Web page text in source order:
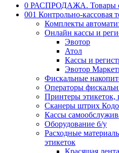
0 РАСПРОДАЖА. Товары
001 Контрольно-кассовая
Комплекты
Онлайн кассы и
Эвотор
Атол
Кассы и
Эвотор
Фискальные
Операторы
Принтеры этикеток,
Сканеры штрих
Кассы
Оборудование б/у
Расходные
этикеток
Красящая